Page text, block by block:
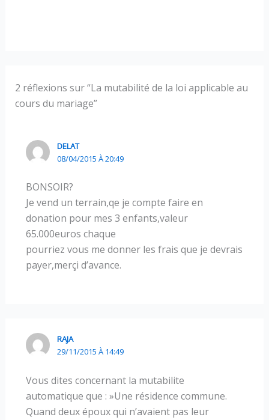
2 réflexions sur “La mutabilité de la loi applicable au
cours du mariage”
DELAT
08/04/2015 À 20:49
BONSOIR?
Je vend un terrain,qe je compte faire en
donation pour mes 3 enfants,valeur
65.000euros chaque
pourriez vous me donner les frais que je devrais
payer,merçi d’avance.
RAJA
29/11/2015 À 14:49
Vous dites concernant la mutabilite
automatique que : »Une résidence commune.
Quand deux époux qui n’avaient pas leur